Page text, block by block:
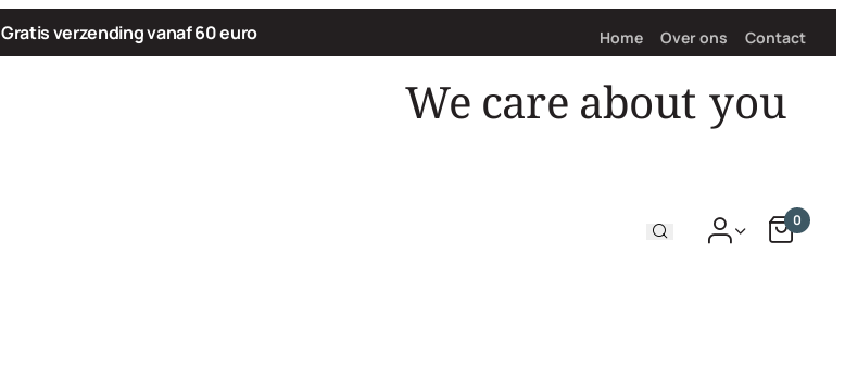
Gratis verzending vanaf 60 euro Home Over ons Contact
We care about you
0